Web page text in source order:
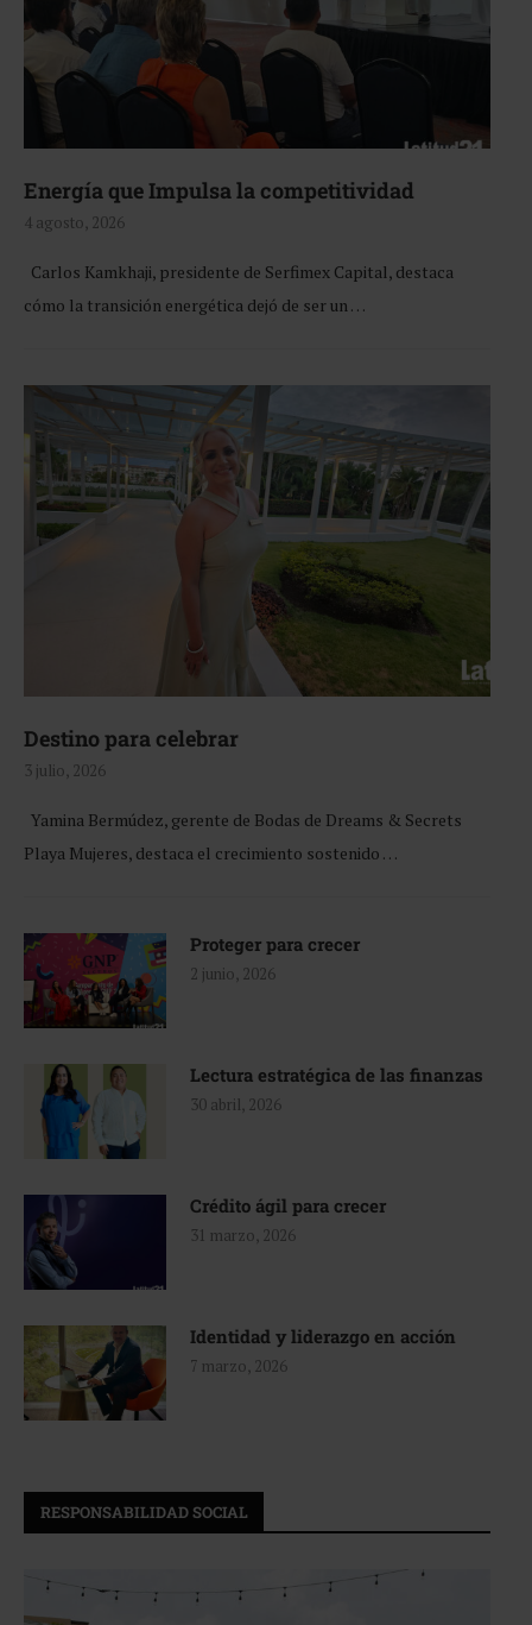
Energía que Impulsa la competitividad
4 agosto, 2026
Carlos Kamkhaji, presidente de Serfimex Capital, destaca
cómo la transición energética dejó de ser un …
Destino para celebrar
3 julio, 2026
Yamina Bermúdez, gerente de Bodas de Dreams & Secrets
Playa Mujeres, destaca el crecimiento sostenido …
Proteger para crecer
2 junio, 2026
Lectura estratégica de las finanzas
30 abril, 2026
Crédito ágil para crecer
31 marzo, 2026
Identidad y liderazgo en acción
7 marzo, 2026
RESPONSABILIDAD SOCIAL